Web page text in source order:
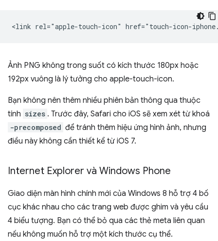
Ảnh PNG không trong suốt có kích thước 180px hoặc
192px vuông là lý tưởng cho apple-touch-icon.
Bạn không nên thêm nhiều phiên bản thông qua thuộc
tính sizes . Trước đây, Safari cho iOS sẽ xem xét từ khoá
-precomposed để tránh thêm hiệu ứng hình ảnh, nhưng
điều này không cần thiết kể từ iOS 7.
Internet Explorer và Windows Phone
Giao diện màn hình chính mới của Windows 8 hỗ trợ 4 bố
cục khác nhau cho các trang web được ghim và yêu cầu
4 biểu tượng. Bạn có thể bỏ qua các thẻ meta liên quan
nếu không muốn hỗ trợ một kích thước cụ thể.